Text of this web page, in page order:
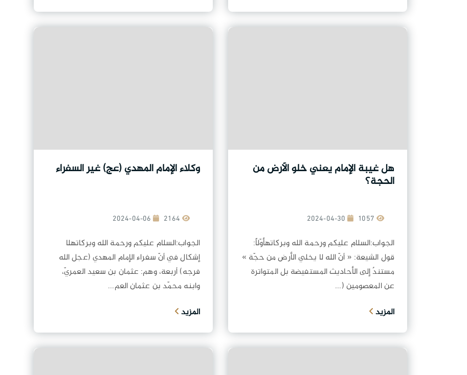
هل غيبة الإمام يعني خلو الأرض من
الحجة؟
2024-04-30
الجواب:السلام عليكم ورحمة الله وبركاتهأوّلاً:
قول الشيعة: « أنّ الله لا يخلي الأرض من حجّة »
مستندٌ إلى الأحاديث المستفيضة بل المتواترة
عن المعصومين (...
المزيد
وكلاء الإمام المهدي (عج) غير السفراء
2024-04-06
الجواب:السلام عليكم ورحمة الله وبركاتهلا
إشكال في أنّ سفراء الإمام المهدي (عجل الله
فرجه) أربعة، وهم: عثمان بن سعيد العمريّ،
وابنه محمّد بن عثمان العم...
المزيد